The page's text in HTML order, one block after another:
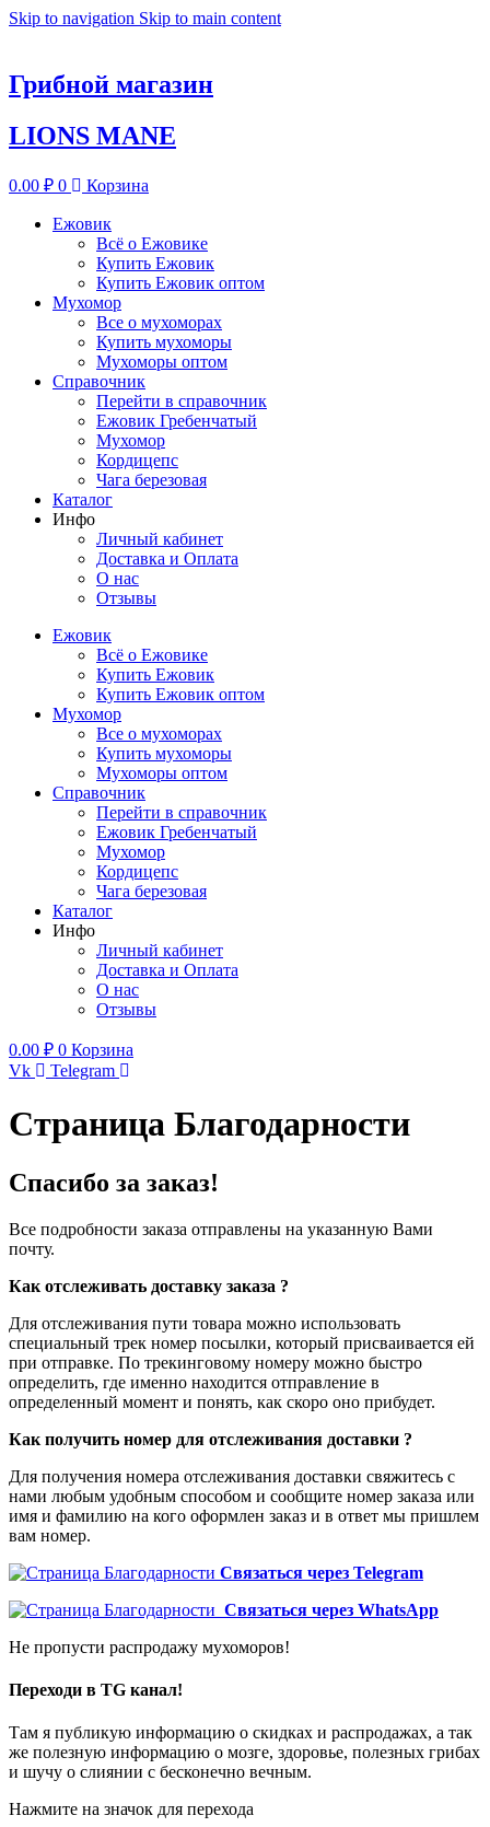
Skip to navigation Skip to main content
Грибной магазин
LIONS MANE
0.00 ₽ 0 Корзина
Ежовик
Всё о Ежовике
Купить Ежовик
Купить Ежовик оптом
Мухомор
Все о мухоморах
Купить мухоморы
Мухоморы оптом
Справочник
Перейти в справочник
Ежовик Гребенчатый
Мухомор
Кордицепс
Чага березовая
Каталог
Инфо
Личный кабинет
Доставка и Оплата
О нас
Отзывы
Ежовик
Всё о Ежовике
Купить Ежовик
Купить Ежовик оптом
Мухомор
Все о мухоморах
Купить мухоморы
Мухоморы оптом
Справочник
Перейти в справочник
Ежовик Гребенчатый
Мухомор
Кордицепс
Чага березовая
Каталог
Инфо
Личный кабинет
Доставка и Оплата
О нас
Отзывы
0.00 ₽ 0 Корзина
Vk
Telegram
Страница Благодарности
Спасибо за заказ!
Все подробности заказа отправлены на указанную Вами
почту.
Как отслеживать доставку заказа ?
Для отслеживания пути товара можно использовать
специальный трек номер посылки, который присваивается ей
при отправке. По трекинговому номеру можно быстро
определить, где именно находится отправление в
определенный момент и понять, как скоро оно прибудет.
Как получить номер для отслеживания доставки ?
Для получения номера отслеживания доставки свяжитесь с
нами любым удобным способом и сообщите номер заказа или
имя и фамилию на кого оформлен заказ и в ответ мы пришлем
вам номер.
Связаться через Telegram
Связаться через WhatsApp
Не пропусти распродажу мухоморов!
Переходи в TG канал!
Там я публикую информацию о скидках и распродажах, а так
же полезную информацию о мозге, здоровье, полезных грибах
и шучу о слиянии с бесконечно вечным.
Нажмите на значок для перехода